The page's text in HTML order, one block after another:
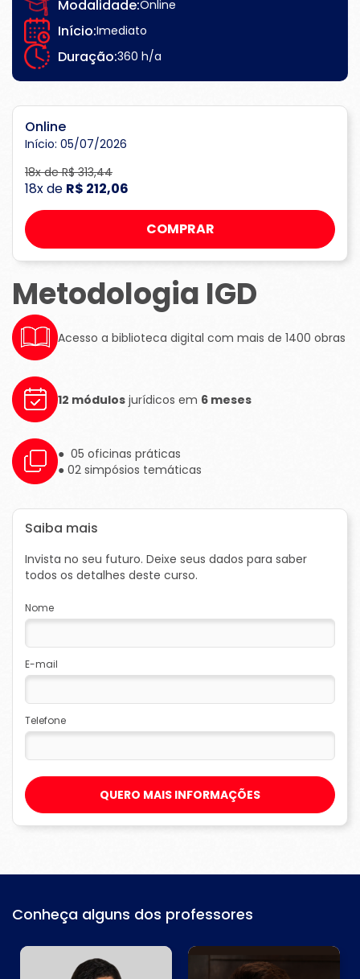
Modalidade:Online
Início:Imediato
Duração:360 h/a
Online
Início: 05/07/2026
18x de R$ 313,44
18x de R$ 212,06
COMPRAR
Metodologia IGD
Acesso a biblioteca digital com mais de 1400 obras
12 módulos jurídicos em 6 meses
● 05 oficinas práticas
● 02 simpósios temáticas
Saiba mais
Invista no seu futuro. Deixe seus dados para saber
todos os detalhes deste curso.
Nome
E-mail
Telefone
QUERO MAIS INFORMAÇÕES
Conheça alguns dos professores